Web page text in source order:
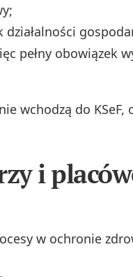
działalności
pełny obowiązek
wchodzą do KSeF,
i
w ochronie
,